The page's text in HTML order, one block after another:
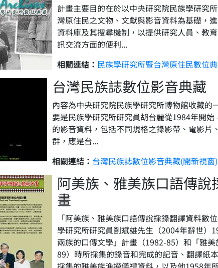
計畫主要目的在於以中央研究院民族學研究
灣原住民之文物、文獻與影音資料為基礎，
資料庫及其搜尋機制，以提供研究人員、教
訊交流方面的便利...
相關連結： 民族學研究所暨台灣原住民數位
台灣民族誌數位影音典藏
內容為中央研究院民族學研究所博物館收藏
要是民族學研究所研究員胡台麗從1984年開
的影音資料，包括不同規格之錄影帶、電影
群，應是台...
相關連結： 台灣民族誌數位影音典藏(開新視窗)
阿美族、雅美族口語傳
畫
「阿美族、雅美族口語傳說採錄翻譯資料數
學研究所研究員劉斌雄先生（2004年辭世）
兩族的口傳文學」計畫（1982-85）和「雅
89）時所採集的錄音和完成的記音、翻譯紙